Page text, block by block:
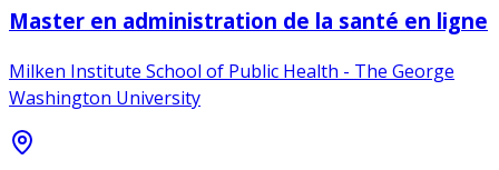
Master en administration de la santé en ligne
Milken Institute School of Public Health - The George
Washington University